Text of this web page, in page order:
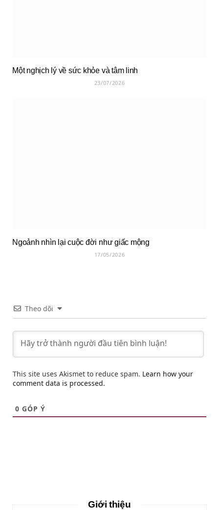
Một nghịch lý về sức khỏe và tâm linh
23/07/2026
Ngoảnh nhìn lại cuộc đời như giấc mộng
17/05/2026
Theo dõi
This site uses Akismet to reduce spam. Learn how your
comment data is processed.
0 GÓP Ý
Giới thiệu